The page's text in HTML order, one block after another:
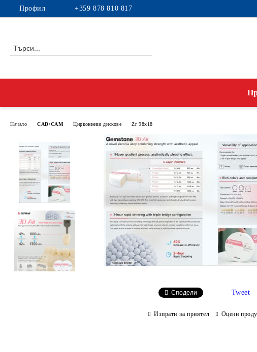
Профил +359 878 810 817
Начало CAD/CAM Циркониеви дискове Zr 98x18
Сподели Tweet
Изпрати на приятел Оцени